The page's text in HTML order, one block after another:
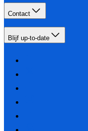
Contact
Blijf up-to-date